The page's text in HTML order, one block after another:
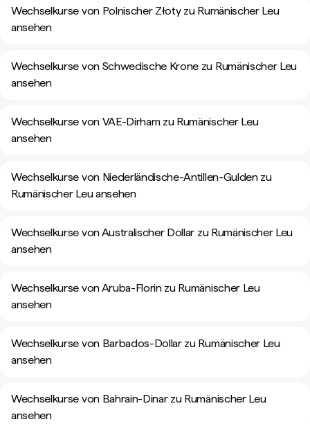
Wechselkurse von Polnischer Złoty zu Rumänischer Leu
ansehen
Wechselkurse von Schwedische Krone zu Rumänischer Leu
ansehen
Wechselkurse von VAE-Dirham zu Rumänischer Leu
ansehen
Wechselkurse von Niederländische-Antillen-Gulden zu
Rumänischer Leu ansehen
Wechselkurse von Australischer Dollar zu Rumänischer Leu
ansehen
Wechselkurse von Aruba-Florin zu Rumänischer Leu
ansehen
Wechselkurse von Barbados-Dollar zu Rumänischer Leu
ansehen
Wechselkurse von Bahrain-Dinar zu Rumänischer Leu
ansehen